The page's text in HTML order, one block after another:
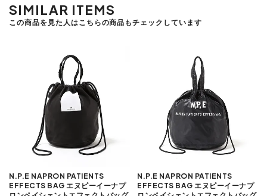
SIMILAR ITEMS
この商品を見た人はこちらの商品もチェックしています
N.P.E NAPRON PATIENTS
EFFECTS BAG エヌピーイーナプ
N.P.E NAPRON PATIENTS
EFFECTS BAG エヌピーイーナプ